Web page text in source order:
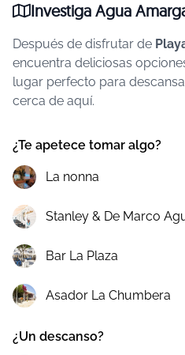
Investiga Agua
Después de disfrutar de
encuentra deliciosas
lugar perfecto para
cerca de aquí.
¿Te apetece tomar algo?
La nonna
Stanley & De Marco
Bar La Plaza
Asador La Chumbera
¿Un descanso?